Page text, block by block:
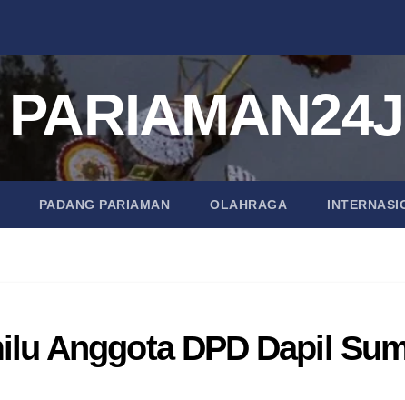
PADANG PARIAMAN OLAHRAGA
Anggota DPD Dapil